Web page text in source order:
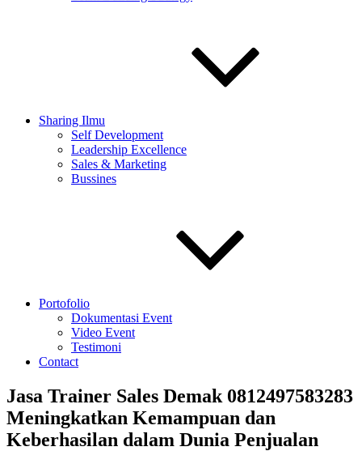
Sharing Ilmu
Self Development
Leadership Excellence
Sales & Marketing
Bussines
Portofolio
Dokumentasi Event
Video Event
Testimoni
Contact
Jasa Trainer Sales Demak 0812497583283
Meningkatkan Kemampuan dan
Keberhasilan dalam Dunia Penjualan